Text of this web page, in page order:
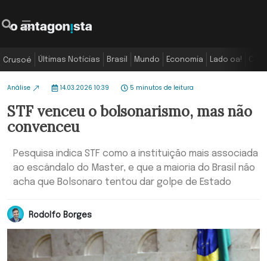
Crusoé Últimas Notícias Brasil Mundo Economia Lado oa!
Análise 14.03.2026 10:39 5 minutos de leitura
STF venceu o bolsonarismo, mas não
convenceu
Pesquisa indica STF como a instituição mais associada
ao escândalo do Master, e que a maioria do Brasil não
acha que Bolsonaro tentou dar golpe de Estado
Rodolfo Borges